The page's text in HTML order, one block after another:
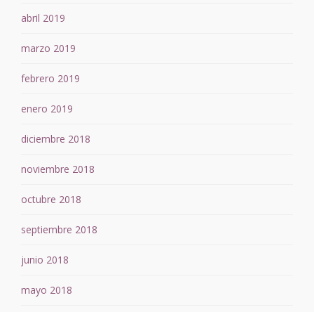
abril 2019
marzo 2019
febrero 2019
enero 2019
diciembre 2018
noviembre 2018
octubre 2018
septiembre 2018
junio 2018
mayo 2018